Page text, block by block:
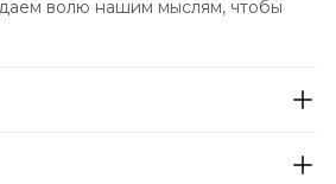
волю нашим мыслям, чтобы